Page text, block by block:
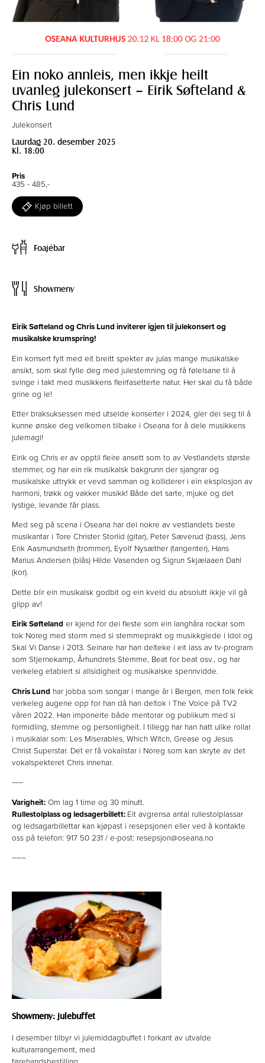
Eirik Søfteland og Chris Lund inviterer igjen til julekonsert og
musikalske krumspring!
Ein konsert fylt med eit breitt spekter av julas mange musikalske
ansikt, som skal fylle deg med julestemning og få følelsane til å
svinge i takt med musikkens fleirfasetterte natur. Her skal du få både
grine og le!
Etter braksuksessen med utselde konserter i 2024, gler dei seg til å
kunne ønske deg velkomen tilbake i Oseana for å dele musikkens
julemagi!
Eirik og Chris er av opptil fleire ansett som to av Vestlandets største
stemmer, og har ein rik musikalsk bakgrunn der sjangrar og
musikalske uttrykk er vevd samman og kolliderer i ein eksplosjon av
harmoni, trøkk og vakker musikk! Både det sarte, mjuke og det
lystige, levande får plass.
Med seg på scena i Oseana har dei nokre av vestlandets beste
musikantar i Tore Christer Storlid (gitar), Peter Sæverud (bass), Jens
Erik Aasmundseth (trommer), Eyolf Nysæther (tangenter), Hans
Marius Andersen (blås) Hilde Vasenden og Sigrun Skjælaaen Dahl
(kor).
Dette blir ein musikalsk godbit og ein kveld du absolutt ikkje vil gå
glipp av!
Eirik Søfteland er kjend for dei fleste som ein langhåra rockar som
tok Noreg med storm med si stemmeprakt og musikkglede i Idol og
Skal Vi Danse i 2013. Seinare har han delteke i eit lass av tv-program
som Stjernekamp, Århundrets Stemme, Beat for beat osv., og har
verkeleg etablert si allsidigheit og musikalske spennvidde.
Chris Lund har jobba som songar i mange år i Bergen, men folk fekk
verkeleg augene opp for han då han deltok i The Voice på TV2
våren 2022. Han imponerte både mentorar og publikum med si
formidling, stemme og personligheit. I tillegg har han hatt ulike rollar
i musikalar som: Les Miserables, Which Witch, Grease og Jesus
Christ Superstar. Det er få vokalistar i Noreg som kan skryte av det
vokalspekteret Chris innehar.
—–
Varigheit: Om lag 1 time og 30 minutt.
Rullestolplass og ledsagerbillett: Eit avgrensa antal rullestolplassar
og ledsagarbillettar kan kjøpast i resepsjonen eller ved å kontakte
oss på telefon: 917 50 231 / e-post: resepsjon@oseana.no
–––
Showmeny: julebuffet
I desember tilbyr vi julemiddagbuffet i forkant av utvalde
kulturarrangement, med
Ein noko annleis, men ikkje heilt
uvanleg julekonsert – Eirik Søfteland &
Chris Lund
Julekonsert
Laurdag 20. desember 2025
Kl. 18:00
Pris
435 - 485,-
Kjøp billett
Foajébar
Showmeny